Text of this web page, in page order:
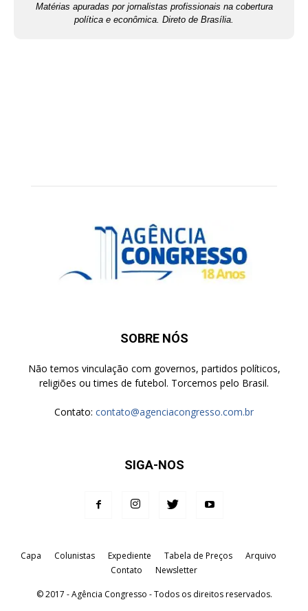
Matérias apuradas por jornalistas profissionais na cobertura
política e econômica. Direto de Brasília.
SOBRE NÓS
Não temos vinculação com governos, partidos políticos,
religiões ou times de futebol. Torcemos pelo Brasil.
Contato: contato@agenciacongresso.com.br
SIGA-NOS
Capa Colunistas Expediente Tabela de Preços
Arquivo
Contato
Newsletter
© 2017 - Agência Congresso - Todos os direitos reservados.